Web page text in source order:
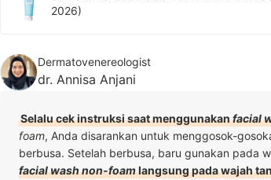
2026)
Dermatovenereologist
dr. Annisa Anjani
Selalu cek instruksi saat menggunakanfacial
foam, Anda disarankan untuk menggosok-
berbusa. Setelah berbusa, baru gunakan pada
facial wash non-foamlangsung pada wajah